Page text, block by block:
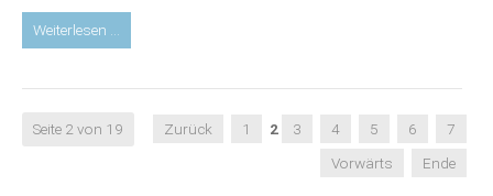
Weiterlesen …
Um
–
Seite 2 von 19 Zurück 1 2 3 4 5 6
7
Vorwärts
Ende